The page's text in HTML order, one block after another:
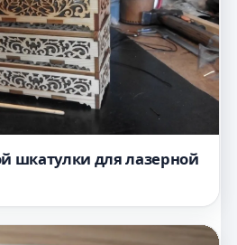
шкатулки для лазерной